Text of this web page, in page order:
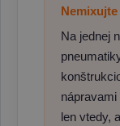
Na jednej
len vtedy,